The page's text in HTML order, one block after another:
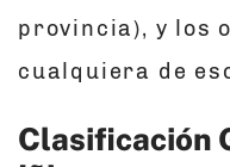
provincia), y los
cualquiera de
Clasificación